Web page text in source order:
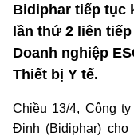
Bidiphar tiếp tục
lần thứ 2 liên
Doanh nghiệp
Thiết bị Y tế.
Chiều 13/4, Công
Định (Bidiphar) cho